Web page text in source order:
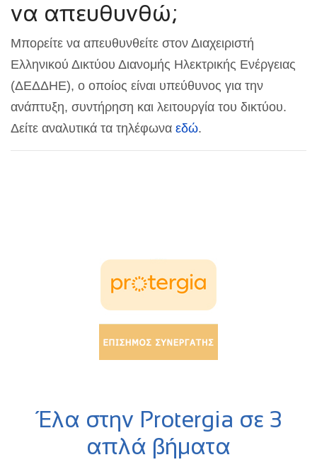
να απευθυνθώ;
Μπορείτε να απευθυνθείτε στον Διαχειριστή
Ελληνικού Δικτύου Διανομής Ηλεκτρικής Ενέργειας
(ΔΕΔΔΗΕ), ο οποίος είναι υπεύθυνος για την
ανάπτυξη, συντήρηση και λειτουργία του δικτύου.
Δείτε αναλυτικά τα τηλέφωνα εδώ.
Έλα στην Protergia σε 3
απλά βήματα